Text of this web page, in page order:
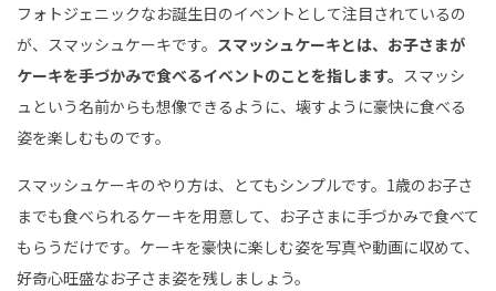
フォトジェニックなお誕生日のイベントとして注目されているの
が、スマッシュケーキです。 スマッシュケーキとは、お子さまが
ケーキを手づかみで食べるイベントのことを指します。 スマッシ
ュという名前からも想像できるように、壊すように豪快に食べる
姿を楽しむものです。
スマッシュケーキのやり方は、とてもシンプルです。1歳のお子さ
までも食べられるケーキを用意して、お子さまに手づかみで食べて
もらうだけです。ケーキを豪快に楽しむ姿を写真や動画に収めて、
好奇心旺盛なお子さま姿を残しましょう。